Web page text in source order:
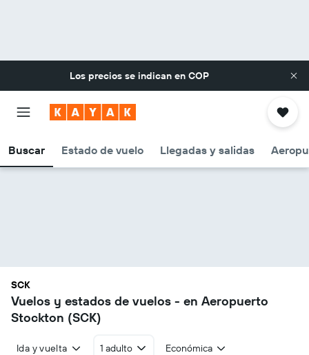
Los precios se indican en COP
Buscar Estado de vuelo Llegadas y salidas
SCK
Vuelos y estados de vuelos - en Aeropuerto
Stockton (SCK)
Ida y vuelta 1 adulto Económica